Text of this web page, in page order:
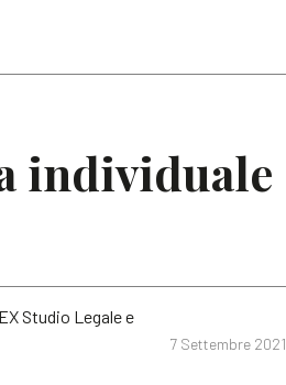
individuale
7 Settembre 2021
Studio Legale e